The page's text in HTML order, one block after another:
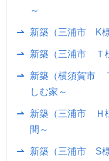
～
新築（三浦市 K
新築（三浦市 Ｔ
新築（横須賀市
しむ家～
新築（三浦市 Ｈ
間～
新築（三浦市 S